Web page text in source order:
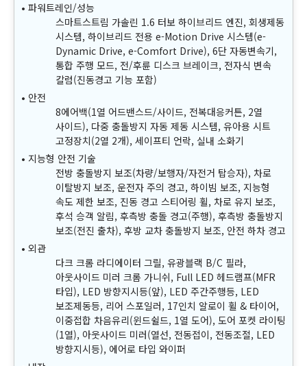
파워트레인/성능
스마트스트림 가솔린 1.6 터보 하이브리드 엔진, 회생제동
시스템, 하이브리드 전용 e-Motion Drive 시스템(e-
Dynamic Drive, e-Comfort Drive), 6단 자동변속기,
통합 주행 모드, 전/후륜 디스크 브레이크, 전자식 변속
칼럼(진동경고 기능 포함)
안전
8에어백(1열 어드밴스드/사이드, 전복대응커튼, 2열
사이드), 다중 충돌방지 자동 제동 시스템, 유아용 시트
고정장치(2열 2개), 세이프티 언락, 실내 소화기
지능형 안전 기술
전방 충돌방지 보조(차량/보행자/자전거 탑승자), 차로
이탈방지 보조, 운전자 주의 경고, 하이빔 보조, 지능형
속도 제한 보조, 진동 경고 스티어링 휠, 차로 유지 보조,
후석 승객 알림, 후측방 충돌 경고(주행), 후측방 충돌방지
보조(전진 출차), 후방 교차 충돌방지 보조, 안전 하차 경고
외관
다크 크롬 라디에이터 그릴, 유광블랙 B/C 필라,
아웃사이드 미러 크롬 가니쉬, Full LED 헤드램프(MFR
타입), LED 방향지시등(앞), LED 주간주행등, LED
보조제동등, 리어 스포일러, 17인치 알로이 휠 & 타이어,
이중접합 차음유리(윈드쉴드, 1열 도어), 도어 포켓 라이팅
(1열), 아웃사이드 미러(열선, 전동접이, 전동조절, LED
방향지시등), 에어로 타입 와이퍼